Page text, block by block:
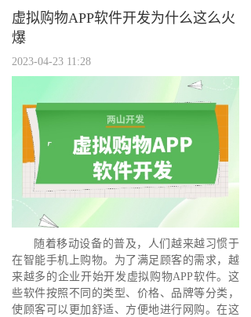
虚拟购物APP软件开发为什么这么火
爆
2023-04-23 11:28
随着移动设备的普及，人们越来越习惯于
在智能手机上购物。为了满足顾客的需求，越
来越多的企业开始开发虚拟购物APP软件。这
些软件按照不同的类型、价格、品牌等分类，
使顾客可以更加舒适、方便地进行网购。在这